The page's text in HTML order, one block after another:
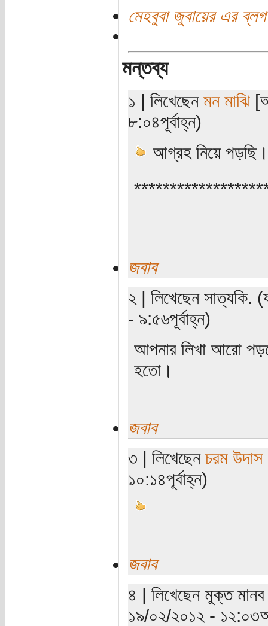
মেহবুবা জুবায়ের এর ব্লগ
মন্তব্য
১ | লিখেছেন মন মাঝি
৮:০৪পূর্বাহ্ন)
আগ্রহ নিয়ে পড়ছি।
জবাব
২ | লিখেছেন সাত্যকি.
- ৯:৫৬পূর্বাহ্ন)
আপনার লিখা আরো
হতো।
জবাব
৩ | লিখেছেন চরম উদাস
১০:১৪পূর্বাহ্ন)
জবাব
৪ | লিখেছেন মুক্ত মানব
১৯/০২/২০১২ -